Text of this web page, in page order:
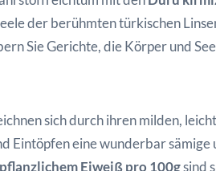
der berühmten türkischen
Sie Gerichte, die Körper und
sich durch ihren milden,
Eintöpfen eine wunderbar
Eiweiß pro 100gsind